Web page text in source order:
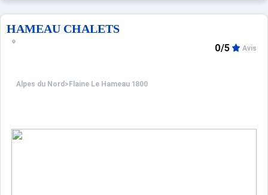
HAMEAU CHALETS
Alpes du Nord > Flaine Le Hameau 1800
0/5 Avis